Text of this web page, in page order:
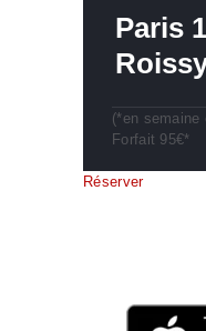
Paris
(*en semaine
Forfait 95€*
Réserver